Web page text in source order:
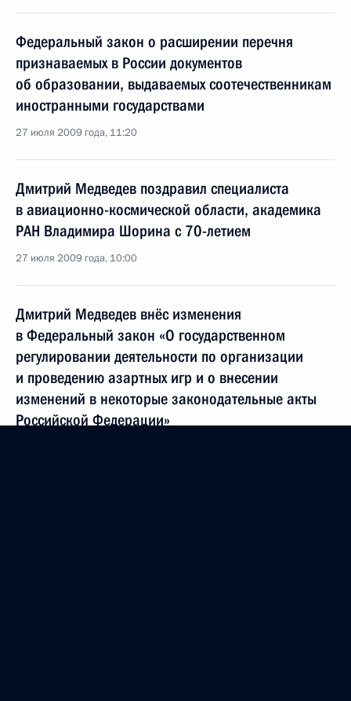
Федеральный закон о расширении перечня
признаваемых в России документов
об образовании, выдаваемых соотечественникам
иностранными государствами
27 июля 2009 года, 11:20
Дмитрий Медведев поздравил специалиста
в авиационно-космической области, академика
РАН Владимира Шорина с 70-летием
27 июля 2009 года, 10:00
Дмитрий Медведев внёс изменения
в Федеральный закон «О государственном
регулировании деятельности по организации
и проведению азартных игр и о внесении
изменений в некоторые законодательные акты
Российской Федерации»